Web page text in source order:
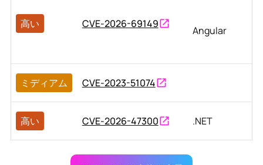
高い CVE-2026-69149
Angular
ミディアム CVE-2023-51074
高い CVE-2026-47300 .NET